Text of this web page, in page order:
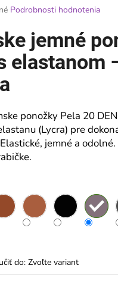
Podrobnosti hodnotenia
jemné
elastanom
ponožky Pela 20
(Lycra) pre
jemné a
do: Zvoľte variant
HĽADAŤ